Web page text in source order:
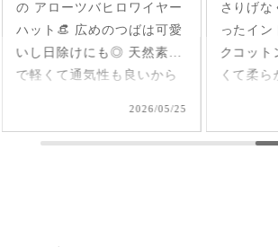
の アローツバヒロワイヤー
ハット👒 広めのつばは可愛
いし日除けにも◎ 天然素材
で軽くて通気性も良いから
フェアトレード #fairtrade #
2026/05/25
さりげな
ったイン
クコット
くて柔らか♪ 前後を
で可愛い
前にし